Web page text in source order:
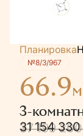
Планировка
№8/3/967
66.9м
3-
37 199
31 154